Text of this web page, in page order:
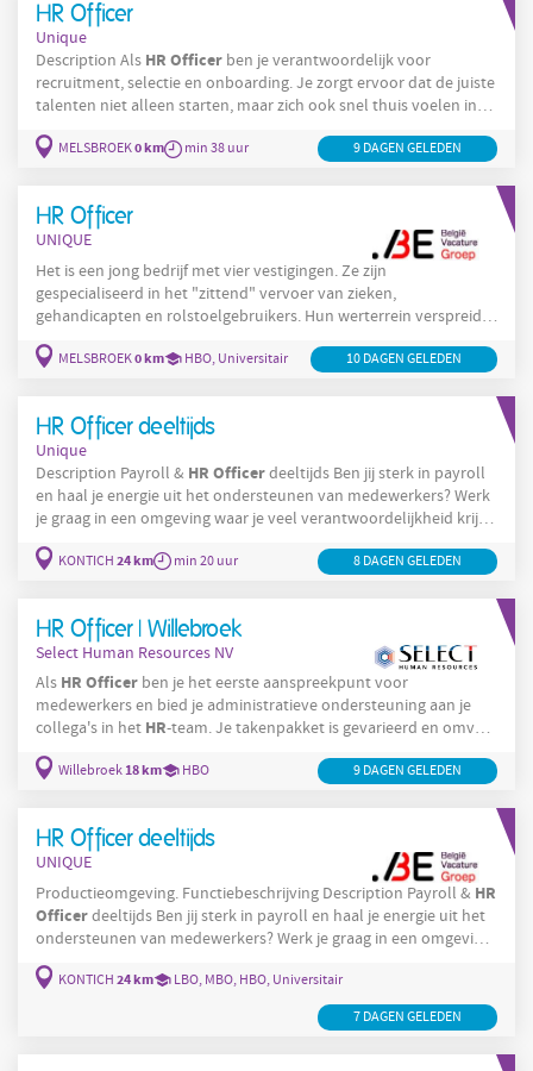
HR Officer
Unique
Description Als HR Officer ben je verantwoordelijk voor
recruitment, selectie en onboarding. Je zorgt ervoor dat de juiste
talenten niet alleen starten, maar zich ook snel thuis voelen in
van vacatures via diverse rekruteringskanalen Actief opvolgen
MELSBROEK0 km min 38 uur 9 DAGEN GELEDEN
HR Officer
UNIQUE
Het is een jong bedrijf met vier vestigingen. Ze zijn
gespecialiseerd in het "zittend" vervoer van zieken,
gehandicapten en rolstoelgebruikers. Hun werterrein verspreid
zich over het binnen-en buitenland. Functiebeschrijving
Description AlsHROfficerben je verantwoordelijk voor
onze organisatie. Recruitment &
MELSBROEK0 km HBO, Universitair 10 DAGEN GELEDEN
HR Officer deeltijds
Unique
Description Payroll & HR Officerdeeltijds Ben jij sterk in payroll
en haal je energie uit het ondersteunen van medewerkers? Werk
je graag in een omgeving waar je veel verantwoordelijkheid krijgt
en rechtstreeks impact hebt op de
naar eenHROfficervoor een bedrijf in Kontich. De organisatie
KONTICH 24 km min 20 uur 8 DAGEN GELEDEN
HR Officer | Willebroek
Select Human Resources NV
Als HR Officer ben je het eerste aanspreekpunt voor
medewerkers en bied je administratieve ondersteuning aan je
collega's in het HR-team. Je takenpakket is gevarieerd en omvat
HR -administratie. Coördineren van een warm en professioneel
toegankelijk
Willebroek18 km HBO 9 DAGEN GELEDEN
HR Officer deeltijds
UNIQUE
Productieomgeving. Functiebeschrijving Description Payroll & HR
Officerdeeltijds Ben jij sterk in payroll en haal je energie uit het
ondersteunen van medewerkers? Werk je graag in een omgeving
waar je veel verantwoordelijkheid krijgt en rechtstreeks impact
hebt op deHR -werking? Wij zijn op zoek naar een
voor een bedrijf in Kontich. De organisatie telt een 80-tal
KONTICH 24 km LBO, MBO, HBO, Universitair
7 DAGEN GELEDEN